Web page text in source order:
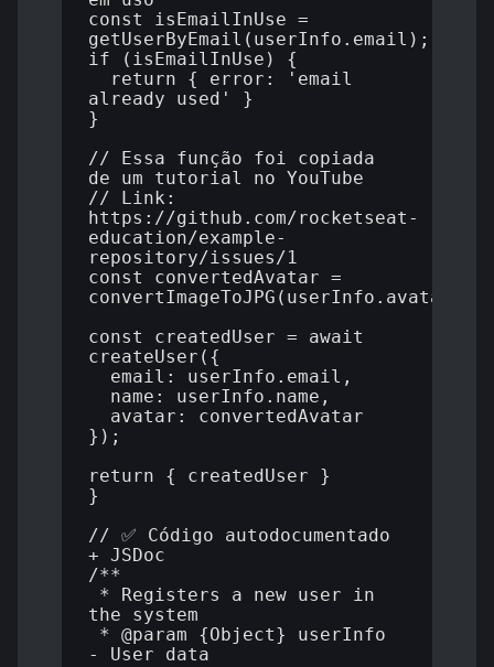
const isEmailInUse =
getUserByEmail(userInfo.email);
if (isEmailInUse) {
already used' }
}
// Essa função foi copiada
de um tutorial no YouTube
// Link:
https://github.com/rocketseat-
education/example-
repository/issues/1
const convertedAvatar =
convertImageToJPG(userInfo.avatar);
const createdUser = await
createUser({
});
return { createdUser }
}
// ✅ Código autodocumentado
+ JSDoc
/**
the system
- User data